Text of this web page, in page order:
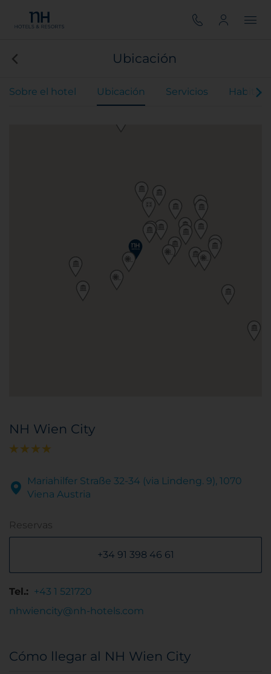
Ubicación
Sobre el hotel Ubicación Servicios
NH Wien City
Mariahilfer Straße 32-34 (via Lindeng. 9), 1070
Viena Austria
Reservas
+34 91 398 46 61
Tel.: +43 1 521720
nhwiencity@nh-hotels.com
Cómo llegar al NH Wien City